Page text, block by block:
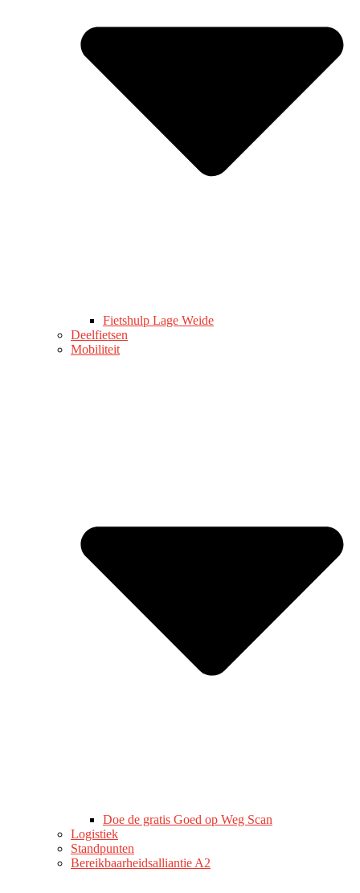
Fietshulp Lage Weide
Deelfietsen
Mobiliteit
Doe de gratis Goed op Weg Scan
Logistiek
Standpunten
Bereikbaarheidsalliantie A2